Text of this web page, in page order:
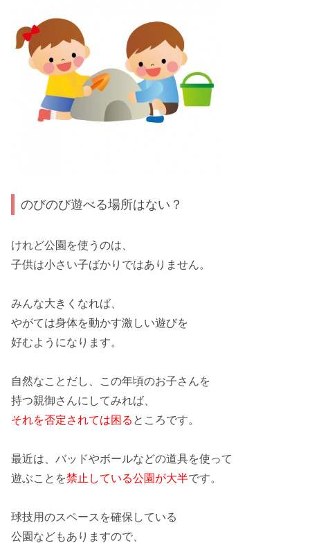
のびのび遊べる場所はない？
けれど公園を使うのは、
子供は小さい子ばかりではありません。
みんな大きくなれば、
やがては身体を動かす激しい遊びを
好むようになります。
自然なことだし、この年頃のお子さんを
持つ親御さんにしてみれば、
それを否定されては困る ところです。
最近は、バッドやボールなどの道具を使って
遊ぶことを禁止している公園が大半です。
球技用のスペースを確保している
公園 などもありますので、